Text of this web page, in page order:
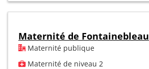
Maternité de Fontainebleau
Maternité publique
Maternité de niveau 2